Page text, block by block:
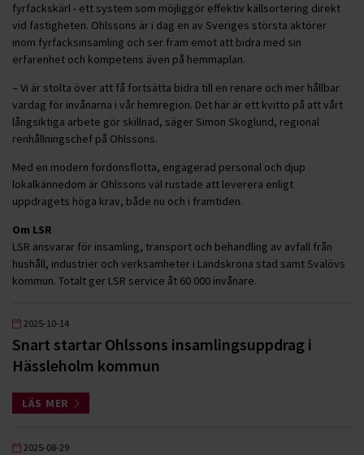
fyrfackskärl - ett system som möjliggör effektiv källsortering direkt
vid fastigheten. Ohlssons är i dag en av Sveriges största aktörer
inom fyrfacksinsamling och ser fram emot att bidra med sin
erfarenhet och kompetens även på hemmaplan.
– Vi är stolta över att få fortsätta bidra till en renare och mer hållbar
vardag för invånarna i vår hemregion. Det här är ett kvitto på att vårt
långsiktiga arbete gör skillnad, säger Simon Skoglund, regional
renhållningschef på Ohlssons.
Med en modern fordonsflotta, engagerad personal och djup
lokalkännedom är Ohlssons väl rustade att leverera enligt
uppdragets höga krav, både nu och i framtiden.
Om LSR
LSR ansvarar för insamling, transport och behandling av avfall från
hushåll, industrier och verksamheter i Landskrona stad samt Svalövs
kommun. Totalt ger LSR service åt 60 000 invånare.
2025-10-14
Snart startar Ohlssons insamlingsuppdrag i
Hässleholm kommun
LÄS MER
2025-08-29